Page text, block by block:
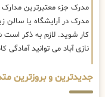
مدرک جزء معتبرترین
مدرک در آرایشگاه یا سالن
کار شوید. لازم به ذکر است
نازی آباد می توانید آمادگی
جدیدترین و بروزترین متد